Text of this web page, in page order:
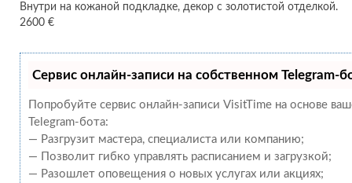
Внутри на кожаной подкладке, декор с золотистой отделкой.
2600 €
Сервис онлайн-записи на собственном Telegram-
Попробуйте сервис онлайн-записи VisitTime на основе
Telegram-бота:
— Разгрузит мастера, специалиста или компанию;
— Позволит гибко управлять расписанием и загрузкой;
— Разошлет оповещения о новых услугах или акциях;